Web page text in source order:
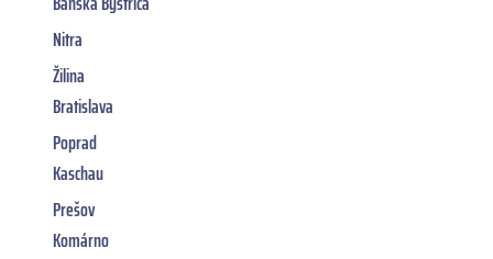
Nitra
Žilina
Bratislava
Poprad
Kaschau
Prešov
Komárno